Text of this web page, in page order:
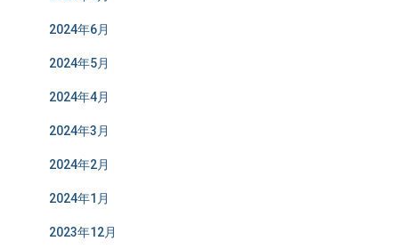
2024年6月
2024年5月
2024年4月
2024年3月
2024年2月
2024年1月
2023年12月